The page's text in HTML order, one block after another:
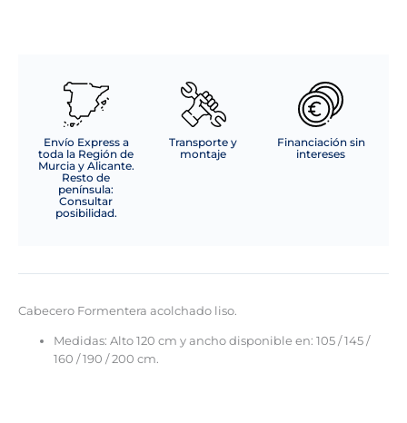
Envío Express a
toda la Región de
Murcia y Alicante.
Resto de
península:
Consultar
posibilidad.
Transporte y
montaje
Financiación sin
intereses
Cabecero Formentera acolchado liso.
Medidas: Alto 120 cm y ancho disponible en: 105 / 145 /
160 / 190 / 200 cm.